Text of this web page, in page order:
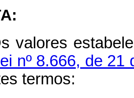
valores
nº 8.666, de
termos: